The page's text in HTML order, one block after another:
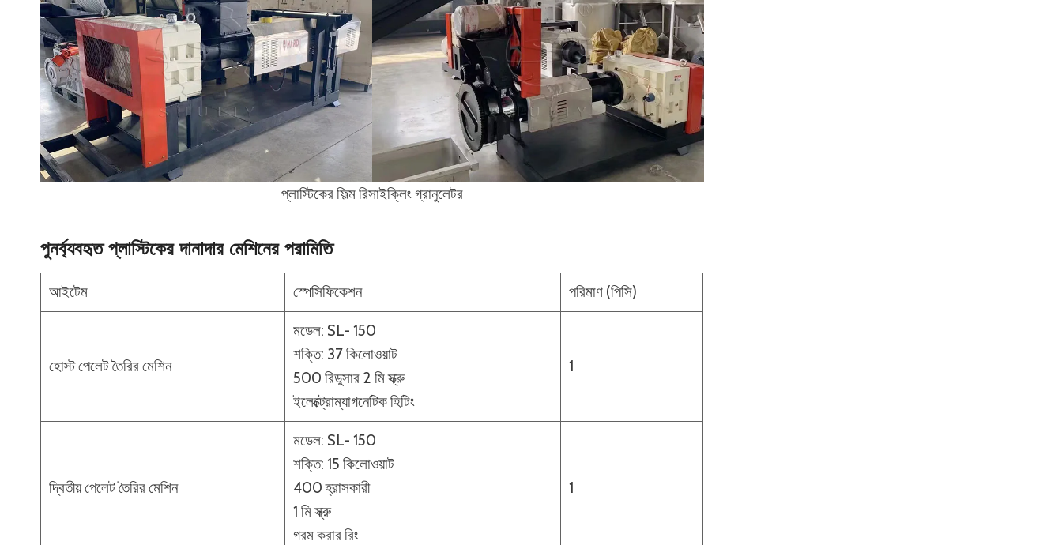
প্লাস্টিকের ফিল্ম রিসাইক্লিং গ্রানুলেটর
পুনর্ব্যবহৃত প্লাস্টিকের দানাদার মেশিনের পরামিতি
আইটেম স্পেসিফিকেশন পরিমাণ (পিসি)
হোস্ট পেলেট তৈরির মেশিন
মডেল: SL- 150
শক্তি: 37 কিলোওয়াট
500 রিডুসার 2 মি স্ক্রু
ইলেক্ট্রোম্যাগনেটিক হিটিং
1
দ্বিতীয় পেলেট তৈরির মেশিন
মডেল: SL- 150
শক্তি: 15 কিলোওয়াট
400 হ্রাসকারী
1 মি স্ক্রু
গরম করার রিং
1